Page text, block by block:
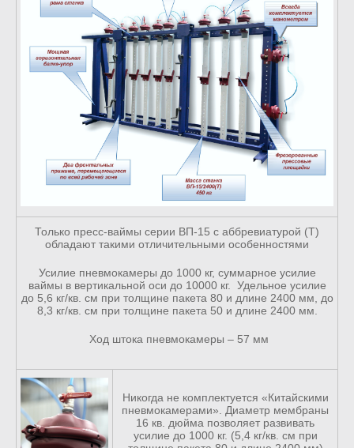
Только пресс-ваймы серии ВП-15 с аббревиатурой (Т)
обладают такими отличительными особенностями
Усилие пневмокамеры до 1000 кг, суммарное усилие
ваймы в вертикальной оси до 10000 кг. Удельное усилие
до 5,6 кг/кв. см при толщине пакета 80 и длине 2400 мм, до
8,3 кг/кв. см при толщине пакета 50 и длине 2400 мм.
Ход штока пневмокамеры – 57 мм
Никогда не комплектуется «Китайскими
пневмокамерами». Диаметр мембраны
16 кв. дюйма позволяет развивать
усилие до 1000 кг. (5,4 кг/кв. см при